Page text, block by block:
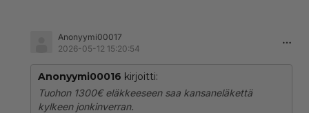
Anonyymi00017
2026-05-12 15:20:54
Anonyymi00016 kirjoitti:
Tuohon 1300€ eläkkeeseen saa kansaneläkettä
kylkeen jonkinverran.